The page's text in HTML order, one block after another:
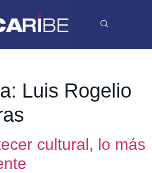
Luis Rogelio
cultural, lo más